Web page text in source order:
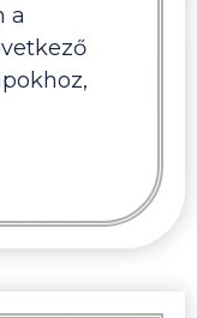
a